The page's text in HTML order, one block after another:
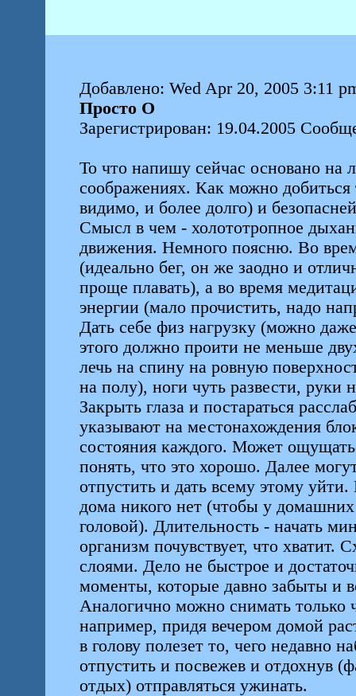
Добавлено: Wed Apr 20, 2005 3:11
Просто О
Зарегистрирован: 19.04.2005
То что напишу сейчас основано на
соображениях. Как можно добиться
видимо, и более долго) и
Смысл в чем - холототропное
движения. Немного поясню. Во
(идеально бег, он же заодно и
проще плавать), а во время
энергии (мало прочистить, надо
Дать себе физ нагрузку (можно
этого должно проити не меньше
лечь на спину на ровную
на полу), ноги чуть развести, руки
Закрыть глаза и постараться
указывают на местонахождения
состояния каждого. Может
понять, что это хорошо. Далее
отпустить и дать всему этому
дома никого нет (чтобы у
головой). Длительность - начать
организм почувствует, что хватит.
слоями. Дело не быстрое и
моменты, которые давно забыты и
Аналогично можно снимать только
например, придя вечером домой
в голову полезет то, чего недавно
отпустить и посвежев и отдохнув
отдых) отправляться ужинать.